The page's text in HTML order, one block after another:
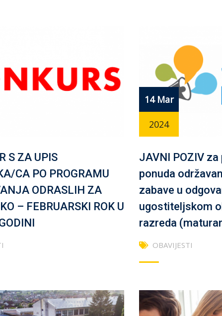
S ZA UPIS
CA PO PROGRAMU
ODRASLIH ZA
– FEBRUARSKI ROK U
14 Mar
2024
JAVNI POZIV
ponuda
zabave u
ugostiteljskom
razreda
OBAVIJESTI